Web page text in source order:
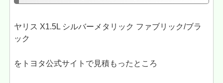
ヤリス X1.5L シルバーメタリック ファブリック/ブラ
ック
をトヨタ公式サイトで見積もったところ